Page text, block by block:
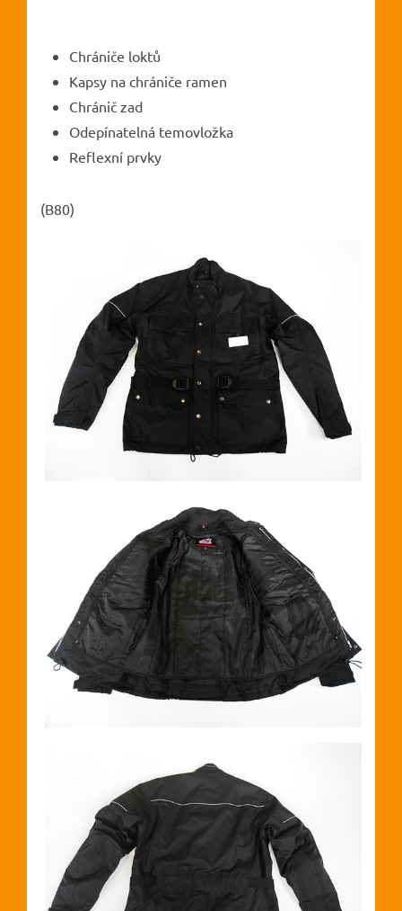
Chrániče loktů
Kapsy na chrániče ramen
Chránič zad
Odepínatelná temovložka
Reflexní prvky
(B80)